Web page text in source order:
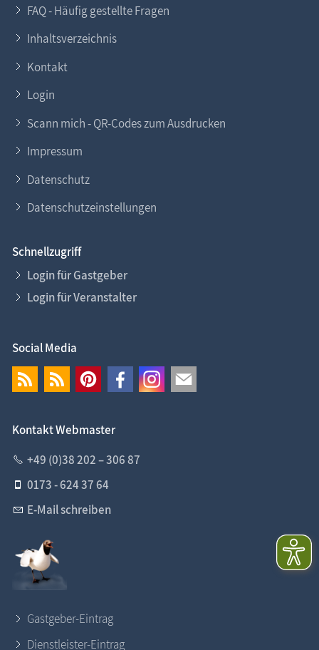
FAQ - Häufig gestellte Fragen
Inhaltsverzeichnis
Kontakt
Login
Scann mich - QR-Codes zum Ausdrucken
Impressum
Datenschutz
Datenschutzeinstellungen
Schnellzugriff
Login für Gastgeber
Login für Veranstalter
Social Media
Kontakt Webmaster
+49 (0)38 202 – 306 87
0173 - 624 37 64
E-Mail schreiben
Gastgeber-Eintrag
Dienstleister-Eintrag